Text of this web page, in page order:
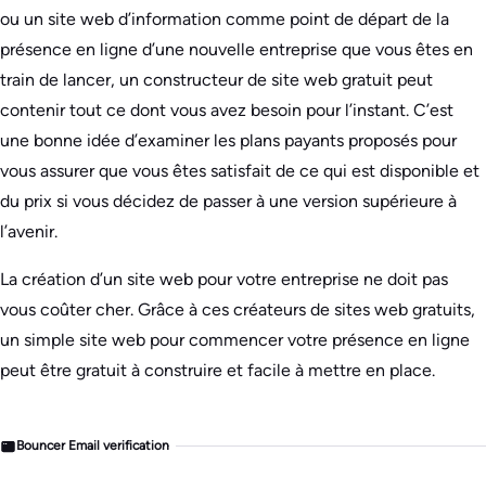
ou un site web d’information comme point de départ de la
présence en ligne d’une nouvelle entreprise que vous êtes en
train de lancer, un constructeur de site web gratuit peut
contenir tout ce dont vous avez besoin pour l’instant. C’est
une bonne idée d’examiner les plans payants proposés pour
vous assurer que vous êtes satisfait de ce qui est disponible et
du prix si vous décidez de passer à une version supérieure à
l’avenir.
La création d’un site web pour votre entreprise ne doit pas
vous coûter cher. Grâce à ces créateurs de sites web gratuits,
un simple site web pour commencer votre présence en ligne
peut être gratuit à construire et facile à mettre en place.
Bouncer Email verification